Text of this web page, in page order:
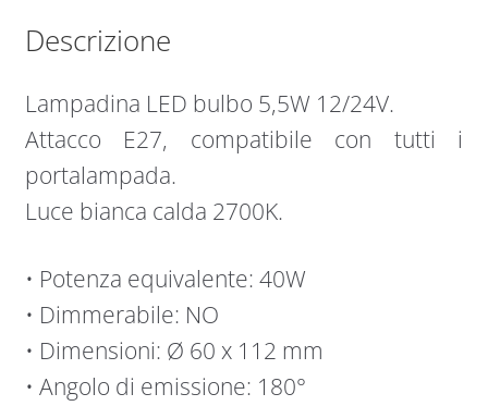
Descrizione
Lampadina LED bulbo 5,5W 12/24V.
Attacco E27, compatibile con tutti i
portalampada.
Luce bianca calda 2700K.
• Potenza equivalente: 40W
• Dimmerabile: NO
• Dimensioni: Ø 60 x 112 mm
• Angolo di emissione: 180°